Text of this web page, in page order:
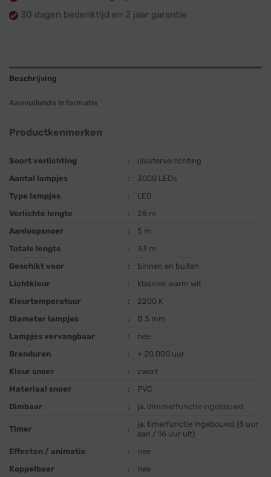
30 dagen bedenktijd en 2 jaar garantie
Beschrijving
Aanvullende informatie
Productkenmerken
Soort verlichting :
clusterverlichting
Aantal lampjes
:
3000 LEDs
Type lampjes
:
LED
Verlichte lengte
:
28 m
Aanloopsnoer
:
5 m
Totale lengte
:
33 m
Geschikt voor
:
binnen en buiten
Lichtkleur
:
klassiek warm wit
Kleurtemperatuur
:
2200 K
Diameter lampjes
:
Ø 3 mm
Lampjes vervangbaar
:
nee
Branduren
:
+ 20.000 uur
Kleur snoer
:
zwart
Materiaal snoer
:
PVC
Dimbaar
: ja, dimmerfunctie ingebouwd
Timer :
ja, timerfunctie ingebouwd (8 uur
aan / 16 uur uit)
Effecten / animatie
:
nee
Koppelbaar
: nee